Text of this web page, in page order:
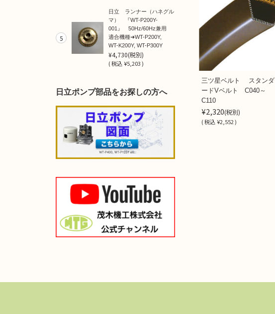
三ツ星ベルト スタンダ
ードVベルト C040～
C110
¥2,320(税別)
(税込¥2,552 )
5
日立 ランナー（ハネグル
マ） 『WT-P200Y-
001』 50Hz/60Hz兼用
適合機種➜WT-P200Y,
WT-K200Y, WT-P300Y
¥4,730(税別)
(税込¥5,203 )
日立ポンプ部品をお探しの方へ